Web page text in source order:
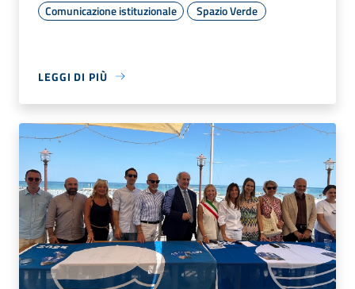
Comunicazione istituzionale Spazio Verde
LEGGI DI PIÙ